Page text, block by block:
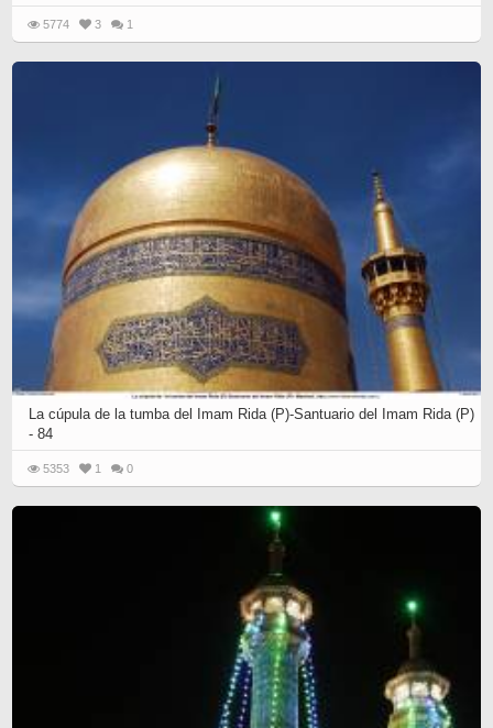
5774 3 1
La cúpula de la tumba del Imam Rida (P)-Santuario del Imam Rida (P)
- 84
5353 1 0